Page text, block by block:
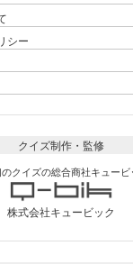
シー
クイズ制作・監修
クイズの総合商社キュービ
株式会社キュービック